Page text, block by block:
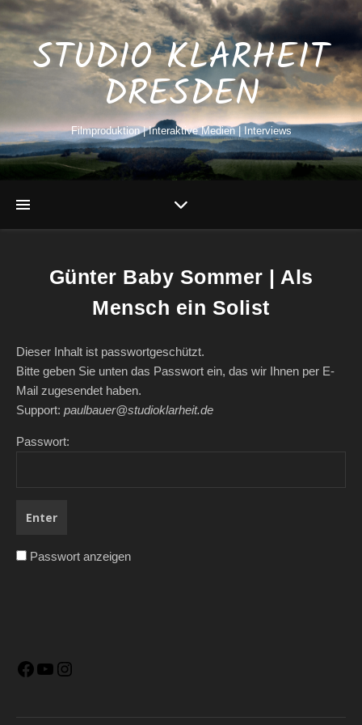
STUDIO KLARHEIT
DRESDEN
Filmproduktion | Interaktive Medien | Interviews
Günter Baby Sommer | Als
Mensch ein Solist
Dieser Inhalt ist passwortgeschützt.
Bitte geben Sie unten das Passwort ein, das wir Ihnen per E-
Mail zugesendet haben.
Support: paulbauer@studioklarheit.de
Passwort:
Passwort anzeigen